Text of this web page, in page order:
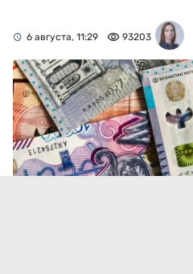
6 августа, 11:29 93203